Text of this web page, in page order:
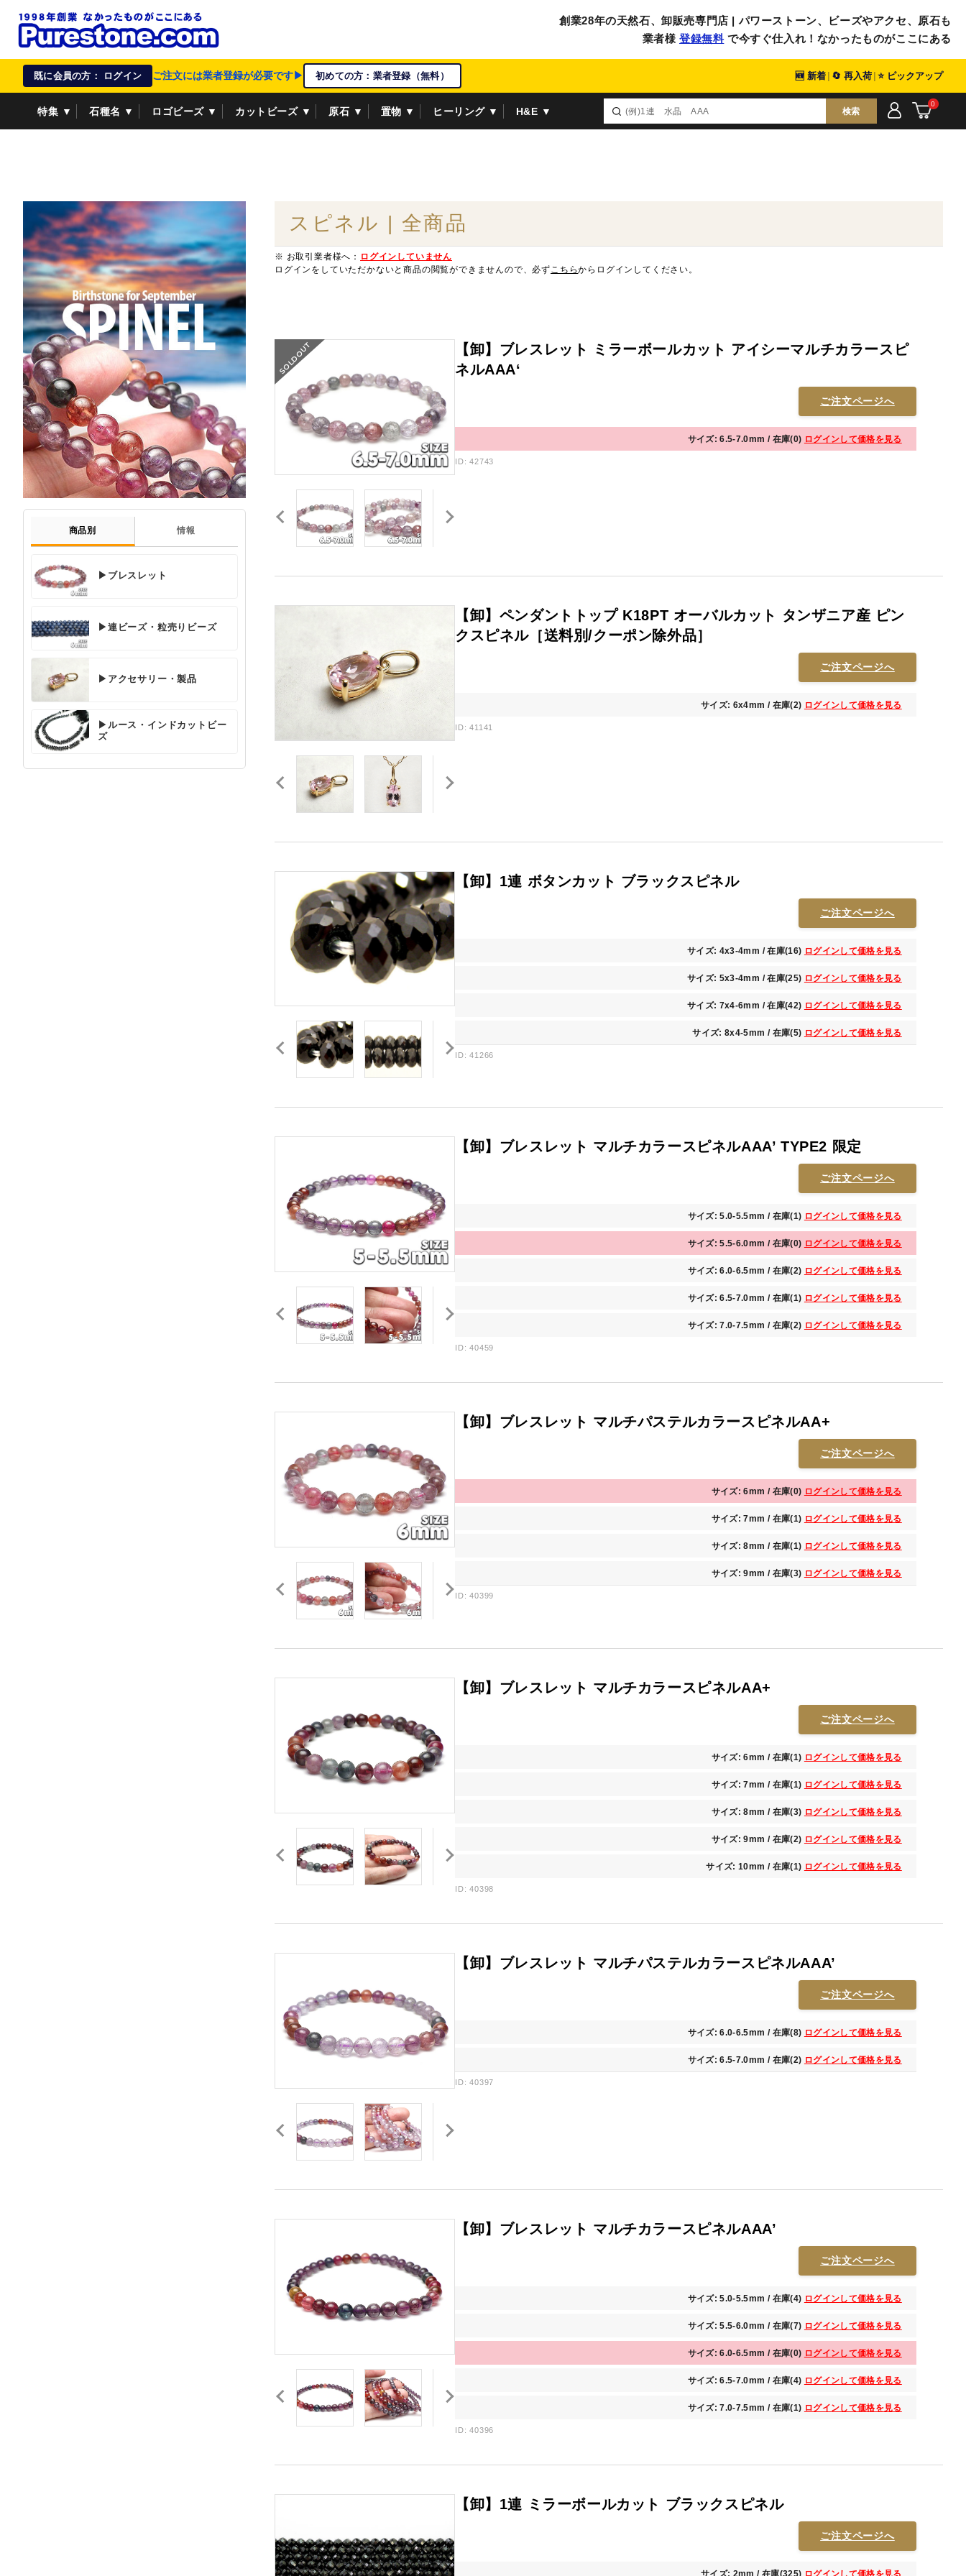
創業28年の天然石、卸販売専門店 | パワーストーン、ビーズやアクセ、原石も
業者様 登録無料で今すぐ仕入れ！なかったものがここにある
既に会員の方： ログイン ご注文には業者登録が必要です▶ 初めての方：業者登録（無料） 🆕 新着 🔄 再入荷 ⭐ ピックアップ
特集 ▼ 石種名 ▼ ロゴビーズ ▼ カットビーズ ▼ 原石 ▼ 置物 ▼ ヒーリング ▼ H&E ▼ 検索
0
商品別 情報
▶ブレスレット
▶連ビーズ・粒売りビーズ
▶アクセサリー・製品
▶ルース・インドカットビー
ズ
スピネル | 全商品
※ お取引業者様へ： ログインしていません
ログインをしていただかないと商品の閲覧ができませんので、必ずこちらからログインしてください。
【卸】ブレスレット ミラーボールカット アイシーマルチカラースピ
ネルAAA‘
ご注文ページへ
サイズ: 6.5-7.0mm / 在庫(0) ログインして価格を見る
ID: 42743
【卸】ペンダントトップ K18PT オーバルカット タンザニア産 ピン
クスピネル［送料別/クーポン除外品］
ご注文ページへ
サイズ: 6x4mm / 在庫(2) ログインして価格を見る
ID: 41141
【卸】1連 ボタンカット ブラックスピネル
ご注文ページへ
サイズ: 4x3-4mm / 在庫(16) ログインして価格を見る
サイズ: 5x3-4mm / 在庫(25) ログインして価格を見る
サイズ: 7x4-6mm / 在庫(42) ログインして価格を見る
サイズ: 8x4-5mm / 在庫(5) ログインして価格を見る
ID: 41266
【卸】ブレスレット マルチカラースピネルAAA’ TYPE2 限定
ご注文ページへ
サイズ: 5.0-5.5mm / 在庫(1) ログインして価格を見る
サイズ: 5.5-6.0mm / 在庫(0) ログインして価格を見る
サイズ: 6.0-6.5mm / 在庫(2) ログインして価格を見る
サイズ: 6.5-7.0mm / 在庫(1) ログインして価格を見る
サイズ: 7.0-7.5mm / 在庫(2) ログインして価格を見る
ID: 40459
【卸】ブレスレット マルチパステルカラースピネルAA+
ご注文ページへ
サイズ: 6mm / 在庫(0) ログインして価格を見る
サイズ: 7mm / 在庫(1) ログインして価格を見る
サイズ: 8mm / 在庫(1) ログインして価格を見る
サイズ: 9mm / 在庫(3) ログインして価格を見る
ID: 40399
【卸】ブレスレット マルチカラースピネルAA+
ご注文ページへ
サイズ: 6mm / 在庫(1) ログインして価格を見る
サイズ: 7mm / 在庫(1) ログインして価格を見る
サイズ: 8mm / 在庫(3) ログインして価格を見る
サイズ: 9mm / 在庫(2) ログインして価格を見る
サイズ: 10mm / 在庫(1) ログインして価格を見る
ID: 40398
【卸】ブレスレット マルチパステルカラースピネルAAA’
ご注文ページへ
サイズ: 6.0-6.5mm / 在庫(8) ログインして価格を見る
サイズ: 6.5-7.0mm / 在庫(2) ログインして価格を見る
ID: 40397
【卸】ブレスレット マルチカラースピネルAAA’
ご注文ページへ
サイズ: 5.0-5.5mm / 在庫(4) ログインして価格を見る
サイズ: 5.5-6.0mm / 在庫(7) ログインして価格を見る
サイズ: 6.0-6.5mm / 在庫(0) ログインして価格を見る
サイズ: 6.5-7.0mm / 在庫(4) ログインして価格を見る
サイズ: 7.0-7.5mm / 在庫(1) ログインして価格を見る
ID: 40396
【卸】1連 ミラーボールカット ブラックスピネル
ご注文ページへ
サイズ: 2mm / 在庫(325) ログインして価格を見る